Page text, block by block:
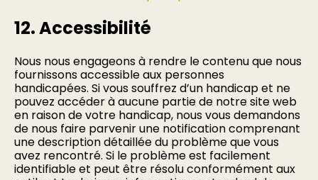
12. Accessibilité
Nous nous engageons à rendre le contenu que nous
fournissons accessible aux personnes
handicapées. Si vous souffrez d’un handicap et ne
pouvez accéder à aucune partie de notre site web
en raison de votre handicap, nous vous demandons
de nous faire parvenir une notification comprenant
une description détaillée du problème que vous
avez rencontré. Si le problème est facilement
identifiable et peut être résolu conformément aux